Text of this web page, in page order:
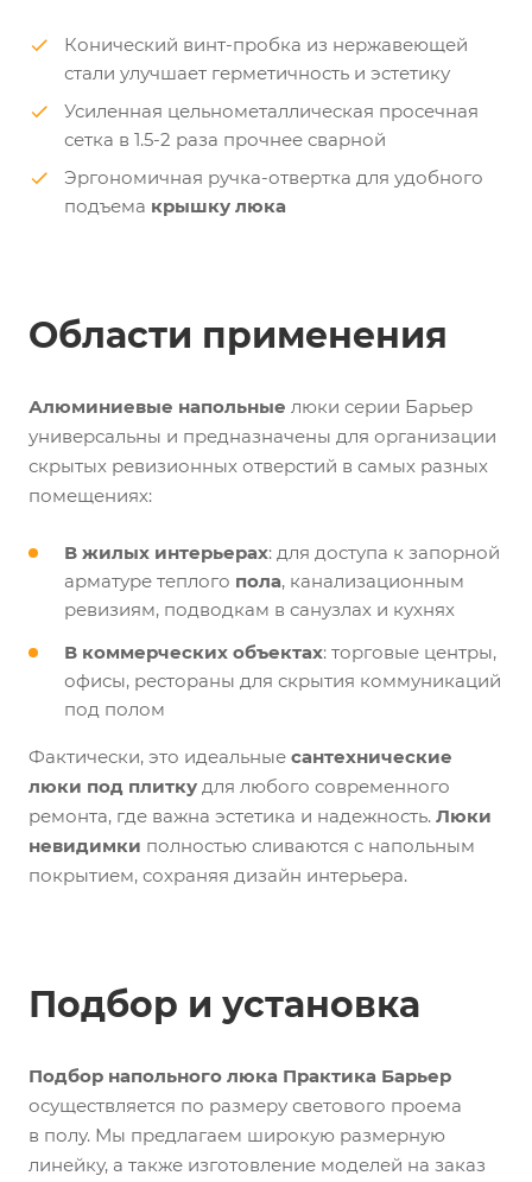
Конический винт-пробка из нержавеющей
стали улучшает герметичность и эстетику
Усиленная цельнометаллическая просечная
сетка в 1.5-2 раза прочнее сварной
Эргономичная ручка-отвертка для удобного
подъема крышку люка
Области применения
Алюминиевые напольные люки серии Барьер
универсальны и предназначены для организации
скрытых ревизионных отверстий в самых разных
помещениях:
В жилых интерьерах: для доступа к запорной
арматуре теплого пола, канализационным
ревизиям, подводкам в санузлах и кухнях
В коммерческих объектах: торговые центры,
офисы, рестораны для скрытия коммуникаций
под полом
Фактически, это идеальные сантехнические
люки под плитку для любого современного
ремонта, где важна эстетика и надежность. Люки
невидимки полностью сливаются с напольным
покрытием, сохраняя дизайн интерьера.
Подбор и установка
Подбор напольного люка Практика Барьер
осуществляется по размеру светового проема
в полу. Мы предлагаем широкую размерную
линейку, а также изготовление моделей на заказ